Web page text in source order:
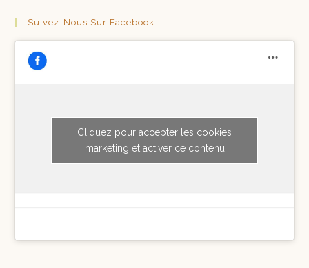
Suivez-Nous Sur Facebook
Cliquez pour accepter les cookies
marketing et activer ce contenu